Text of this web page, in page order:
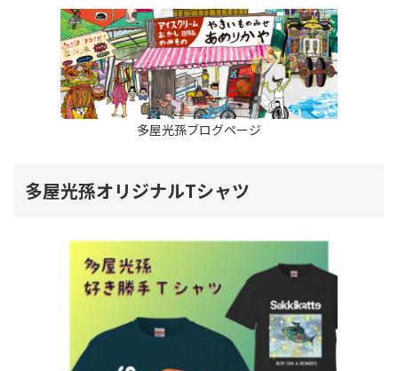
多屋光孫ブログページ
多屋光孫オリジナルTシャツ